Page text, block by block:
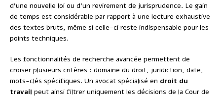
d’une nouvelle loi ou d’un revirement de jurisprudence. Le gain
de temps est considérable par rapport à une lecture exhaustive
des textes bruts, même si celle-ci reste indispensable pour les
points techniques.
Les fonctionnalités de recherche avancée permettent de
croiser plusieurs critères : domaine du droit, juridiction, date,
mots-clés spécifiques. Un avocat spécialisé en droit du
travail peut ainsi filtrer uniquement les décisions de la Cour de